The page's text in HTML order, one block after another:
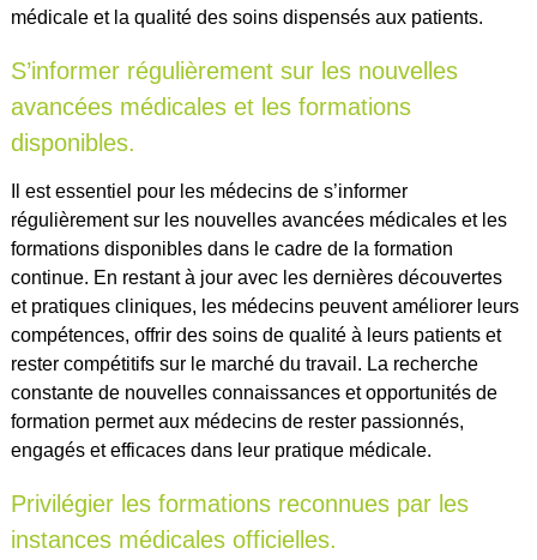
médicale et la qualité des soins dispensés aux patients.
S’informer régulièrement sur les nouvelles
avancées médicales et les formations
disponibles.
Il est essentiel pour les médecins de s’informer
régulièrement sur les nouvelles avancées médicales et les
formations disponibles dans le cadre de la formation
continue. En restant à jour avec les dernières découvertes
et pratiques cliniques, les médecins peuvent améliorer leurs
compétences, offrir des soins de qualité à leurs patients et
rester compétitifs sur le marché du travail. La recherche
constante de nouvelles connaissances et opportunités de
formation permet aux médecins de rester passionnés,
engagés et efficaces dans leur pratique médicale.
Privilégier les formations reconnues par les
instances médicales officielles.